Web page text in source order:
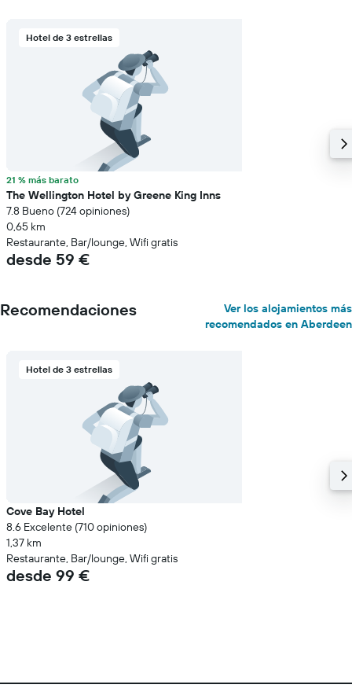
Hotel de 3 estrellas
21 % más barato
The Wellington Hotel by Greene King Inns
7.8 Bueno (724 opiniones)
0,65 km
Restaurante, Bar/lounge, Wifi gratis
desde 59 €
Recomendaciones
Ver los alojamientos más
recomendados en Aberdeen
Hotel de 3 estrellas
Cove Bay Hotel
8.6 Excelente (710 opiniones)
1,37 km
Restaurante, Bar/lounge, Wifi gratis
desde 99 €